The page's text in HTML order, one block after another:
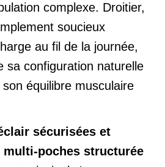
complexe. Droitier,
soucieux
au fil de la journée,
sa configuration naturelle
équilibre musculaire
sécurisées et
poches structurée